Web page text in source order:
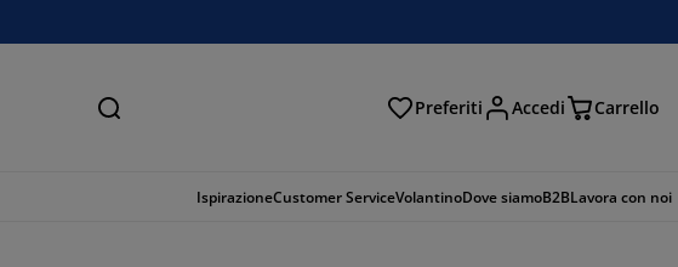
Cerca Preferiti Accedi Carrello
IspirazioneCustomer ServiceVolantinoDove siamoB2BLavora con noi